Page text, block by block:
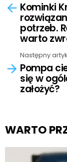
moreKominki
potrzeb.
warto
Następny
Pompa
się w
założyć?
WARTO